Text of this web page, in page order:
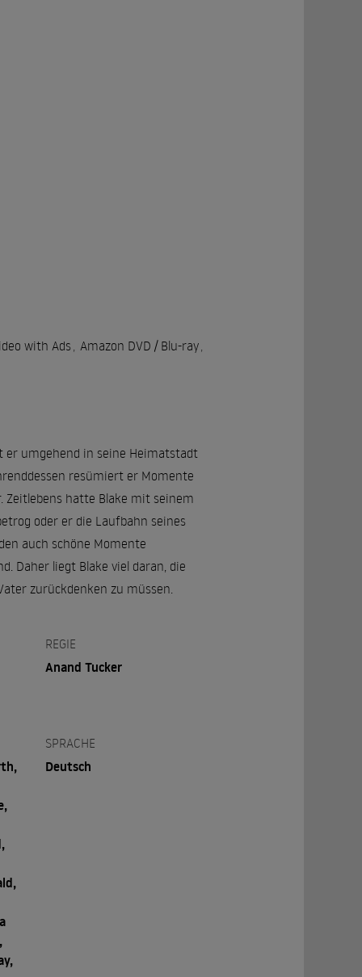
with Ads, Amazon DVD / Blu-ray,
er umgehend in seine Heimatstadt
resümiert er Momente
Zeitlebens hatte Blake mit seinem
oder er die Laufbahn seines
auch schöne Momente
Daher liegt Blake viel daran, die
zurückdenken zu müssen.
REGIE
Anand Tucker
SPRACHE
Deutsch